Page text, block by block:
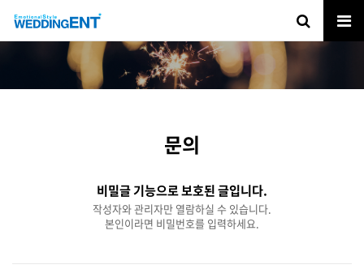
문의
비밀글 기능으로 보호된 글입니다.
작성자와 관리자만 열람하실 수 있습니다.
본인이라면 비밀번호를 입력하세요.